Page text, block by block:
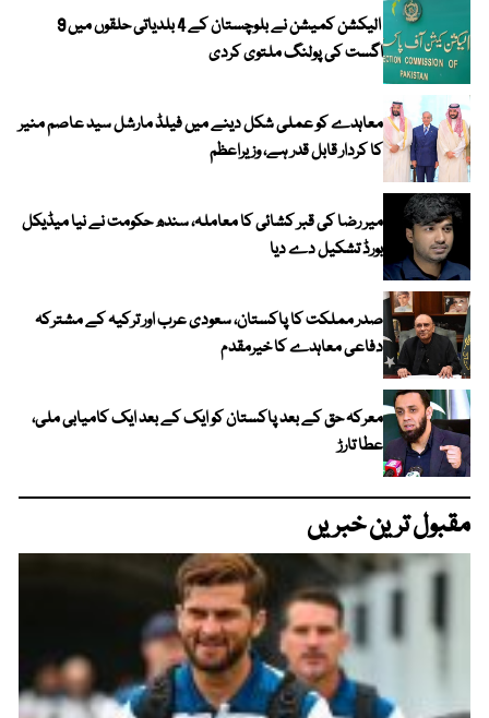
الیکشن کمیشن نے بلوچستان کے 4 بلدیاتی حلقوں میں 9
اگست کی پولنگ ملتوی کردی
معاہدے کو عملی شکل دینے میں فیلڈ مارشل سید عاصم منیر
کا کردار قابل قدر ہے، وزیراعظم
میر رضا کی قبر کشائی کا معاملہ، سندھ حکومت نے نیا میڈیکل
بورڈ تشکیل دے دیا
صدر مملکت کا پاکستان، سعودی عرب اور ترکیہ کے مشترکہ
دفاعی معاہدے کا خیرمقدم
معرکہ حق کے بعد پاکستان کو ایک کے بعد ایک کامیابی ملی،
عطا تارڑ
مقبول ترین خبریں